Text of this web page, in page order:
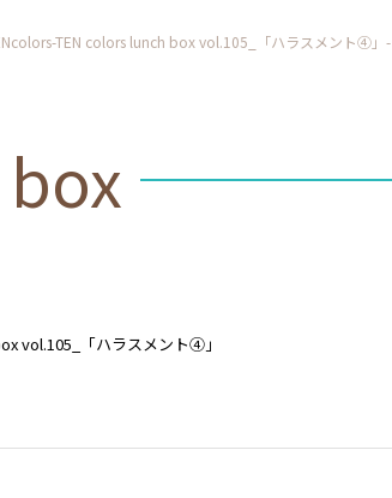
TEN colors lunch box vol.105_「ハラスメント④」-
vol.105_「ハラスメント④」